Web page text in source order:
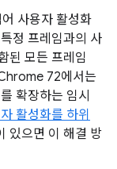
사용자 활성화
정 프레임과의 사
된 모든 프레임
72에서는
확장하는 임시
활성화를 하위
있으면 이 해결 방